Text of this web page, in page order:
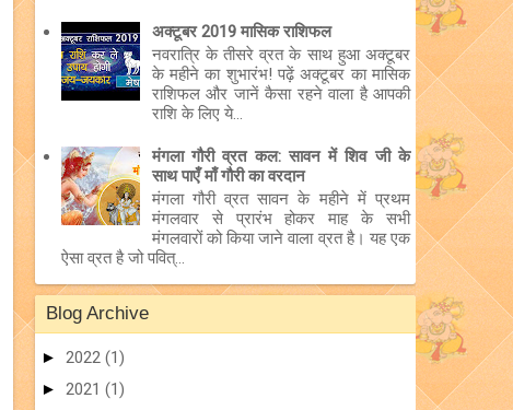
अक्टूबर 2019 मासिक राशिफल
नवरात्रि के तीसरे व्रत के साथ हुआ अक्टूबर
के महीने का शुभारंभ! पढ़ें अक्टूबर का मासिक
राशिफल और जानें कैसा रहने वाला है आपकी
राशि के लिए ये...
मंगला गौरी व्रत कल: सावन में शिव जी के
साथ पाएँ माँ गौरी का वरदान
मंगला गौरी व्रत सावन के महीने में प्रथम
मंगलवार से प्रारंभ होकर माह के सभी
मंगलवारों को किया जाने वाला व्रत है। यह एक
ऐसा व्रत है जो पवित्...
Blog Archive
► 2022 (1)
► 2021 (1)